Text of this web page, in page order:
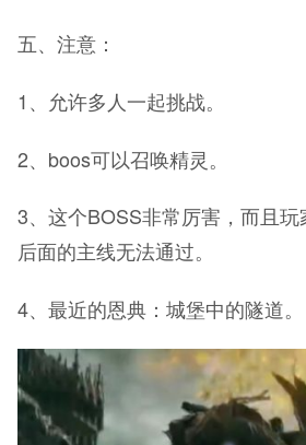
五、注意：
1、允许多人一起挑战。
2、boos可以召唤精灵。
3、这个BOSS非常厉害，而且
后面的主线无法通过。
4、最近的恩典：城堡中的隧道。